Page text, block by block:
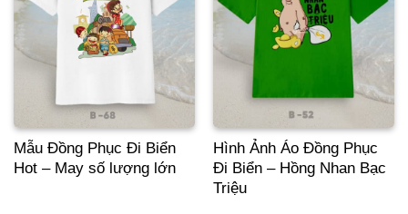
Hình Ảnh Áo Đồng Phục
Đi Biển – Hồng Nhan Bạc
Triệu
Mẫu Đồng Phục Đi Biển
Hot – May số lượng lớn